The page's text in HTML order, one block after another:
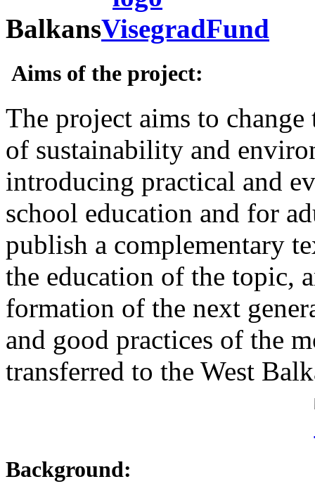
Balkans
Aims of the project:
The project aims to
of sustainability and
introducing practical and
school education and for
publish a complementary
the education of the topic,
formation of the next
and good practices of the
transferred to the West
Background: